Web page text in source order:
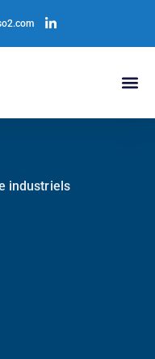
industriels